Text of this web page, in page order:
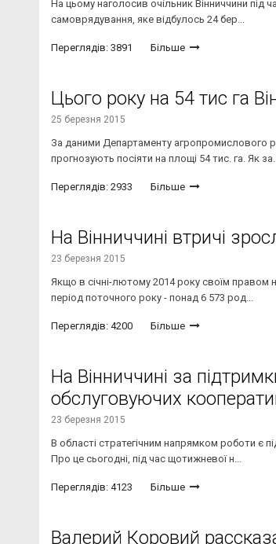
На цьому наголосив очільник Вінниччини під
самоврядування, яке відбулось 24 бер...
Переглядів: 3891 Більше
Цього року на 54 тис га
25 березня 2015
За даними Департаменту агропромислового
прогнозують посіяти на площі 54 тис. га. Як
Переглядів: 2933 Більше
На Вінниччині втричі
23 березня 2015
Якщо в січні-лютому 2014 року своїм правом
період поточного року - понад 6 573 род...
Переглядів: 4200 Більше
На Вінниччині за
обслуговуючих
23 березня 2015
В області стратегічним напрямком роботи є
Про це сьогодні, під час щотижневої н...
Переглядів: 4123 Більше
Валерий Коровий